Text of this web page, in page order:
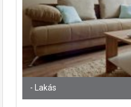
- Lakás